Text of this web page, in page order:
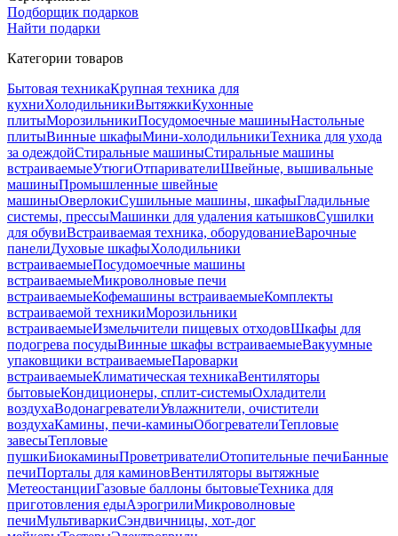
Подборщик подарков
Найти подарки
Категории товаров
Бытовая техникаКрупная техника для
кухниХолодильникиВытяжкиКухонные
плитыМорозильникиПосудомоечные машиныНастольные
плитыВинные шкафыМини-холодильникиТехника для ухода
за одеждойСтиральные машиныСтиральные машины
встраиваемыеУтюгиОтпаривателиШвейные, вышивальные
машиныПромышленные швейные
машиныОверлокиСушильные машины, шкафыГладильные
системы, прессыМашинки для удаления катышковСушилки
для обувиВстраиваемая техника, оборудованиеВарочные
панелиДуховые шкафыХолодильники
встраиваемыеПосудомоечные машины
встраиваемыеМикроволновые печи
встраиваемыеКофемашины встраиваемыеКомплекты
встраиваемой техникиМорозильники
встраиваемыеИзмельчители пищевых отходовШкафы для
подогрева посудыВинные шкафы встраиваемыеВакуумные
упаковщики встраиваемыеПароварки
встраиваемыеКлиматическая техникаВентиляторы
бытовыеКондиционеры, сплит-системыОхладители
воздухаВодонагревателиУвлажнители, очистители
воздухаКамины, печи-каминыОбогревателиТепловые
завесыТепловые
пушкиБиокаминыПроветривателиОтопительные печиБанные
печиПорталы для каминовВентиляторы вытяжные
МетеостанцииГазовые баллоны бытовыеТехника для
приготовления едыАэрогрилиМикроволновые
печиМультиваркиСэндвичницы, хот-дог